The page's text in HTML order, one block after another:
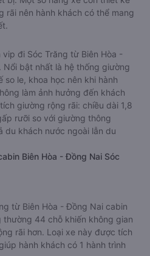
rãi nên hành khách có thể mang
đi Sóc Trăng từ Biên Hòa -
bật nhất là hệ thống giường
le, khoa học nên khi hành
làm ảnh hưởng đến khách
giường rộng rãi: chiều dài 1,8
rưỡi so với giường thông
du khách nước ngoài lẫn du
Biên Hòa - Đồng Nai Sóc
từ Biên Hòa - Đồng Nai cabin
44 chỗ khiến không gian
rãi hơn. Loại xe này được tích
hành khách có 1 hành trình